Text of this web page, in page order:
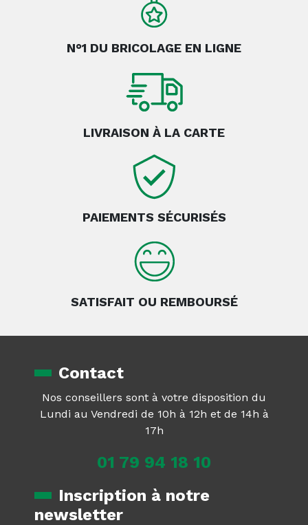
N°1 DU BRICOLAGE EN LIGNE
LIVRAISON À LA CARTE
PAIEMENTS SÉCURISÉS
SATISFAIT OU REMBOURSÉ
Contact
Nos conseillers sont à votre disposition du
Lundi au Vendredi de 10h à 12h et de 14h à
17h
01 79 94 18 10
Inscription à notre
newsletter